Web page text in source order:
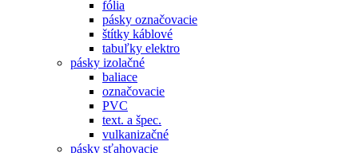
fólia
pásky označovacie
štítky káblové
tabuľky elektro
pásky izolačné
baliace
označovacie
PVC
text. a špec.
vulkanizačné
pásky sťahovacie